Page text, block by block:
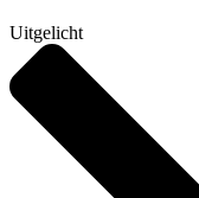
Uitgelicht